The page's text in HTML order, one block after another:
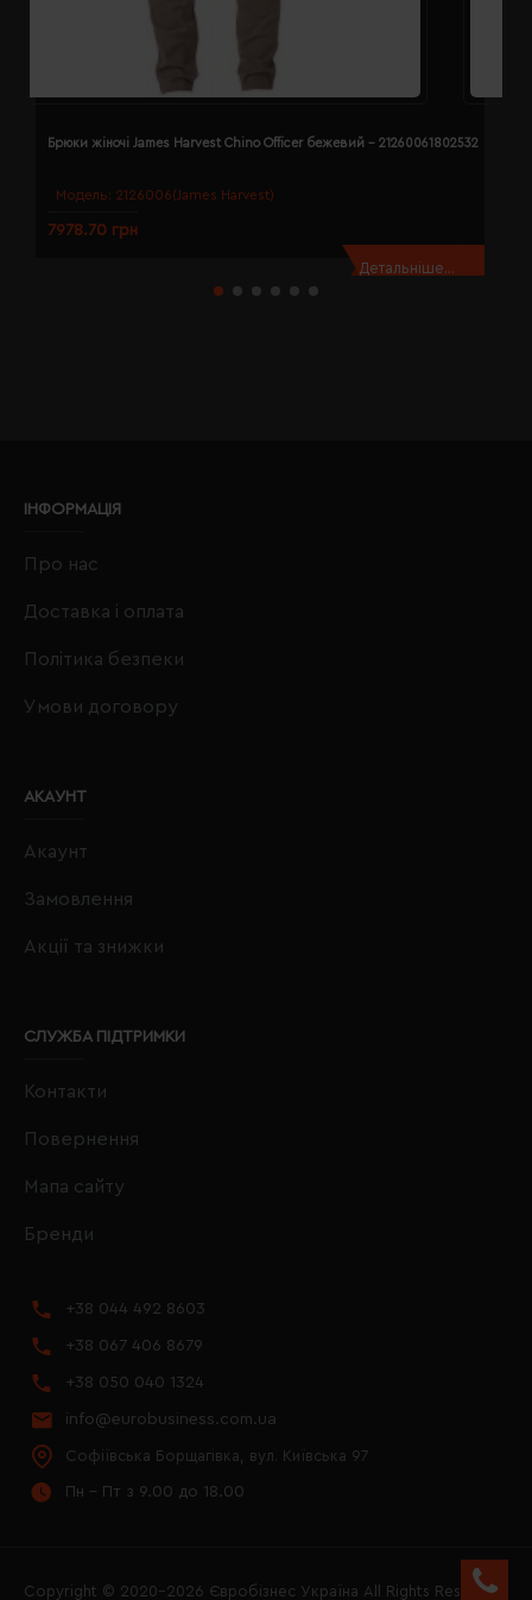
Модель: 2126006(James Harvest)
Брюки жіночі James Harvest Chino Officer бежевий - 21260061802532
7978.70 грн
Детальніше...
ІНФОРМАЦІЯ
Про нас
Доставка і оплата
Політика безпеки
Умови договору
АКАУНТ
Акаунт
Замовлення
Акції та знижки
СЛУЖБА ПІДТРИМКИ
Контакти
Повернення
Мапа сайту
Бренди
+38 044 492 8603
+38 067 406 8679
+38 050 040 1324
info@eurobusiness.com.ua
Софіївська Борщагівка, вул. Київська 97
Пн - Пт з 9.00 до 18.00
Copyright © 2020–2026 Євробізнес Україна All Rights Reserved